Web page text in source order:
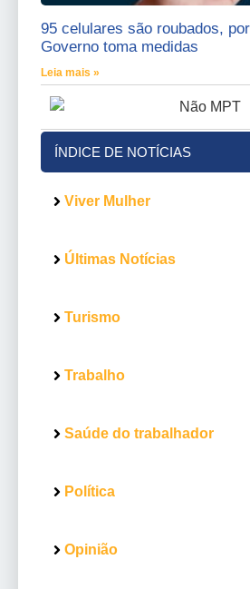
95 celulares são roubados,
Governo toma medidas
Leia mais »
ÍNDICE DE NOTÍCIAS
Viver Mulher
Últimas Notícias
Turismo
Trabalho
Saúde do trabalhador
Política
Opinião